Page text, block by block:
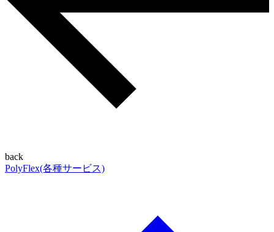
back
PolyFlex(各種サービス)